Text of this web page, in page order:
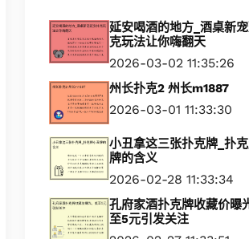
延安喝酒的地方_酒桌新
克玩法让你嗨翻天
2026-03-02 11:35:26
州长扑克2 州长m1887
2026-03-01 11:33:30
小丑拿这三张扑克牌_扑
牌的含义
2026-02-28 11:33:34
孔府家酒扑克牌收藏价曝
至5元引发关注